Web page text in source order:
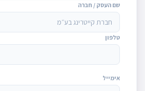
שם העסק / חברה
טלפון
אימייל